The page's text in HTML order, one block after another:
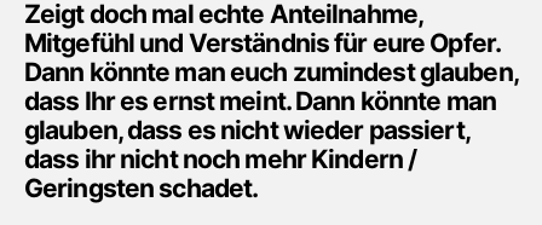
Zeigt doch mal echte Anteilnahme,
Mitgefühl und Verständnis für eure Opfer.
Dann könnte man euch zumindest glauben,
dass Ihr es ernst meint. Dann könnte man
glauben, dass es nicht wieder passiert,
dass ihr nicht noch mehr Kindern /
Geringsten schadet.